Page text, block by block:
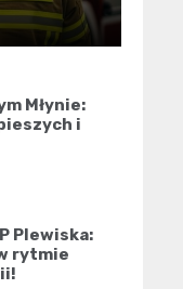
Młynie:
i
Plewiska:
rytmie